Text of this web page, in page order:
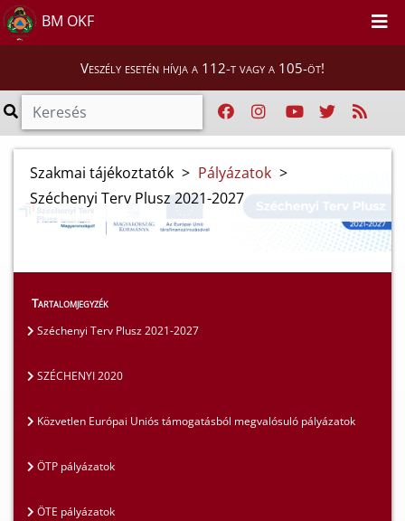
BM OKF
Veszély esetén hívja a 112-t vagy a 105-öt!
Szakmai tájékoztatók > Pályázatok >
Széchenyi Terv Plusz 2021-2027
Tartalomjegyzék
Széchenyi Terv Plusz 2021-2027
SZÉCHENYI 2020
Közvetlen Európai Uniós támogatásból megvalósuló pályázatok
ÖTP pályázatok
ÖTE pályázatok